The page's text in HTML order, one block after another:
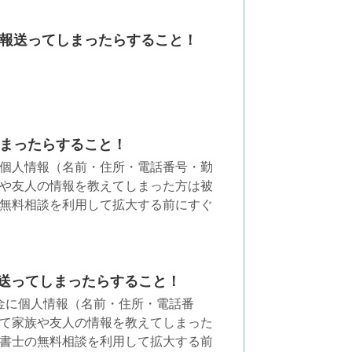
送ってしまったらすること！
ったらすること！
人情報（名前・住所・電話番号・勤
友人の情報を教えてしまった方は被
料相談を利用して拡大する前にすぐ
ってしまったらすること！
個人情報（名前・住所・電話番
家族や友人の情報を教えてしまった
士の無料相談を利用して拡大する前